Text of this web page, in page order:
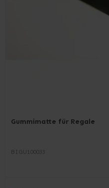
Gummimatte für Regale
BIGU100033